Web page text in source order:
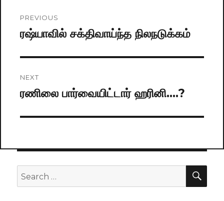
navigation
PREVIOUS
Previous
ரஷ்யாவில் சக்திவாய்ந்த நிலநடுக்கம்
NEXT
Next
ரணிலை பார்வையிட்டார் ஹரினி….?
Search
for: